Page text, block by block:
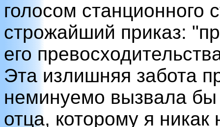
голосом станционного
строжайший приказ:
его
Эта излишняя забота
неминуемо вызвала бы
отца, которому я